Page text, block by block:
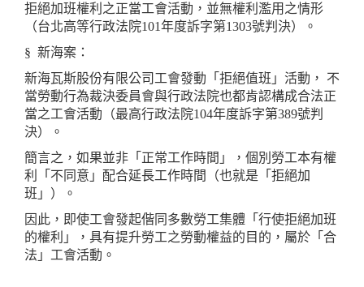
拒絕加班權利之正當工會活動，並無權利濫用之情形
（台北高等行政法院101年度訴字第1303號判決）。
§ 新海案：
新海瓦斯股份有限公司工會發動「拒絕值班」活動， 不
當勞動行為裁決委員會與行政法院也都肯認構成合法正
當之工會活動（最高行政法院104年度訴字第389號判
決）。
簡言之，如果並非「正常工作時間」，個別勞工本有權
利「不同意」配合延長工作時間（也就是「拒絕加
班」）。
因此，即使工會發起偕同多數勞工集體「行使拒絕加班
的權利」，具有提升勞工之勞動權益的目的，屬於「合
法」工會活動。